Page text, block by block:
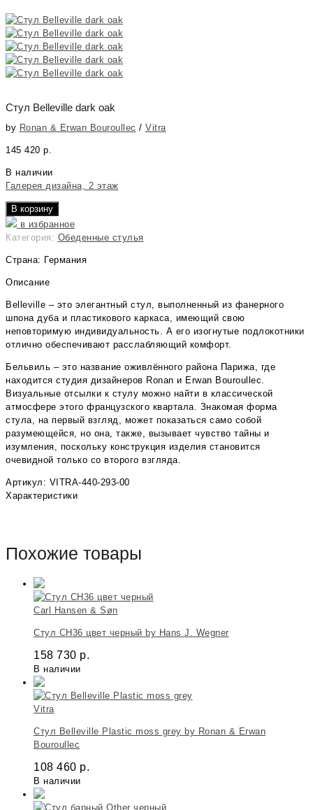
Стул Belleville dark oak
by Ronan & Erwan Bouroullec / Vitra
145 420 р.
В наличии
Галерея дизайна, 2 этаж
В корзину
в избранное
Категория: Обеденные стулья
Страна: Германия
Описание
Belleville – это элегантный стул, выполненный из фанерного
шпона дуба и пластикового каркаса, имеющий свою
неповторимую индивидуальность. А его изогнутые подлокотники
отлично обеспечивают расслабляющий комфорт.
Бельвиль – это название оживлённого района Парижа, где
находится студия дизайнеров Ronan и Erwan Bouroullec.
Визуальные отсылки к стулу можно найти в классической
атмосфере этого французского квартала. Знакомая форма
стула, на первый взгляд, может показаться само собой
разумеющейся, но она, также, вызывает чувство тайны и
изумления, поскольку конструкция изделия становится
очевидной только со второго взгляда.
Артикул: VITRA-440-293-00
Характеристики
Похожие товары
Carl Hansen & Søn
Стул CH36 цвет черный by Hans J. Wegner
158 730 р.
В наличии
Vitra
Стул Belleville Plastic moss grey by Ronan & Erwan
Bouroullec
108 460 р.
В наличии